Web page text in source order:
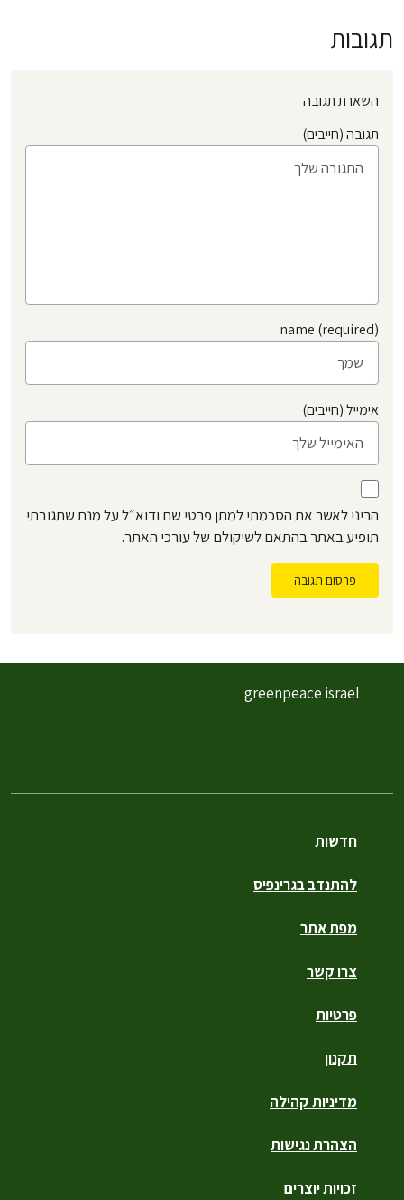
תגובות
השארת תגובה
תגובה (חייבים)
name (required)
אימייל (חייבים)
הריני לאשר את הסכמתי למתן פרטי שם ודוא״ל על מנת שתגובתי
תופיע באתר בהתאם לשיקולם של עורכי האתר.
פרסום תגובה
חדשות
להתנדב בגרינפיס
מפת אתר
צרו קשר
פרטיות
תקנון
מדיניות קהילה
הצהרת נגישות
זכויות יוצרים